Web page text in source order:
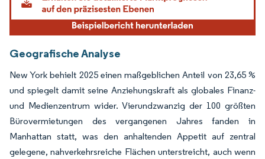
Geografische Analyse
New York behielt 2025 einen maßgeblichen Anteil von 23,65 %
und spiegelt damit seine Anziehungskraft als globales Finanz-
und Medienzentrum wider. Vierundzwanzig der 100 größten
Bürovermietungen des vergangenen Jahres fanden in
Manhattan statt, was den anhaltenden Appetit auf zentral
gelegene, nahverkehrsreiche Flächen unterstreicht, auch wenn